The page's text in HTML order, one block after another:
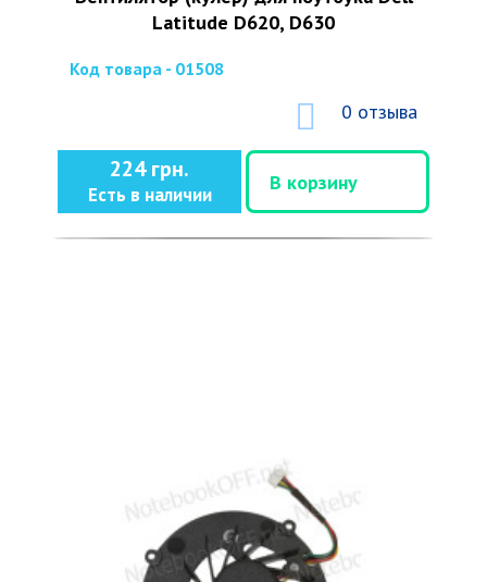
Latitude D620, D630
Код товара - 01508
0 отзыва
224 грн.
Есть в наличии
В корзину